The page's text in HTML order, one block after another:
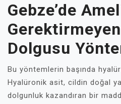
Gebze’de
Dolgusu
Bu yöntemlerin başında
Hyalüronik asit, cildin doğal
dolgunluk kazandıran bir